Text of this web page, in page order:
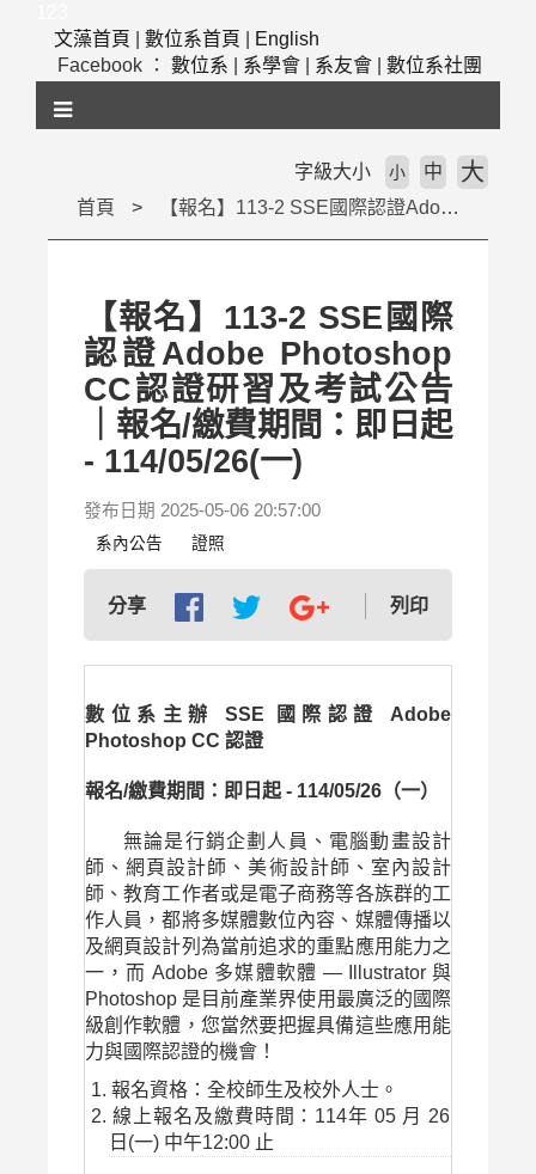
文藻首頁
數位系首頁
English
Facebook ： 數位系 系學會 系友會 數位系社團
首頁 【報名】113-2 SSE國際認證Adobe Photoshop CC認證研習及考試公告｜報名/繳費期間：即日起 - 114/05/26(一)
字級大小 小 中 大
【報名】113-2 SSE國際
認證Adobe Photoshop
CC認證研習及考試公告
｜報名/繳費期間：即日起
- 114/05/26(一)
發布日期 2025-05-06 20:57:00
系內公告 證照
分享 列印
數位系主辦 SSE 國際認證 Adobe
Photoshop CC 認證
報名/繳費期間：即日起 - 114/05/26（一）
無論是行銷企劃人員、電腦動畫設計
師、網頁設計師、美術設計師、室內設計
師、教育工作者或是電子商務等各族群的工
作人員，都將多媒體數位內容、媒體傳播以
及網頁設計列為當前追求的重點應用能力之
一，而 Adobe 多媒體軟體 — Illustrator 與
Photoshop 是目前產業界使用最廣泛的國際
級創作軟體，您當然要把握具備這些應用能
力與國際認證的機會！
報名資格：全校師生及校外人士。
線上報名及繳費時間：114年 05 月 26
日(一) 中午12:00 止